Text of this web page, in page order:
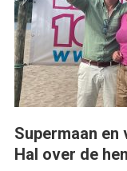
Supermaan
Hal over de